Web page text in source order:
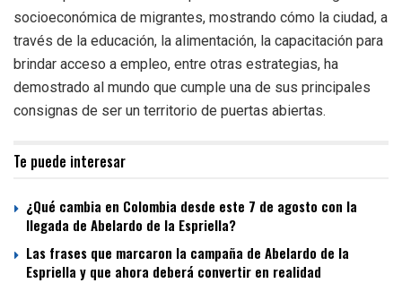
socioeconómica de migrantes, mostrando cómo la ciudad, a
través de la educación, la alimentación, la capacitación para
brindar acceso a empleo, entre otras estrategias, ha
demostrado al mundo que cumple una de sus principales
consignas de ser un territorio de puertas abiertas.
Te puede interesar
¿Qué cambia en Colombia desde este 7 de agosto con la
llegada de Abelardo de la Espriella?
Las frases que marcaron la campaña de Abelardo de la
Espriella y que ahora deberá convertir en realidad